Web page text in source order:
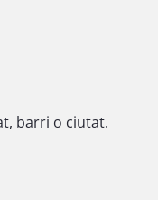
barri o ciutat.